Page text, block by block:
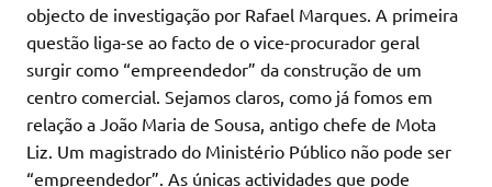
objecto de investigação por Rafael Marques. A primeira
questão liga-se ao facto de o vice-procurador geral
surgir como “empreendedor” da construção de um
centro comercial. Sejamos claros, como já fomos em
relação a João Maria de Sousa, antigo chefe de Mota
Liz. Um magistrado do Ministério Público não pode ser
“empreendedor”. As únicas actividades que pode